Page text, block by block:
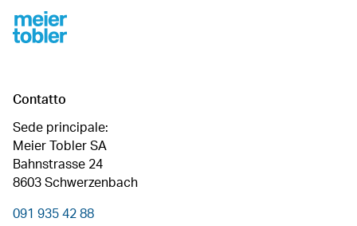
Footer
Contatto
Sede principale:
Meier Tobler SA
Bahnstrasse 24
8603 Schwerzenbach
091 935 42 88